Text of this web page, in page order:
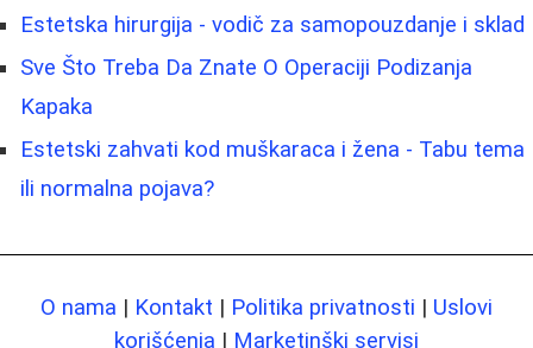
Estetska hirurgija - vodič za samopouzdanje i sklad
Sve Što Treba Da Znate O Operaciji Podizanja
Kapaka
Estetski zahvati kod muškaraca i žena - Tabu tema
ili normalna pojava?
O nama | Kontakt | Politika privatnosti | Uslovi
korišćenja | Marketinški servisi